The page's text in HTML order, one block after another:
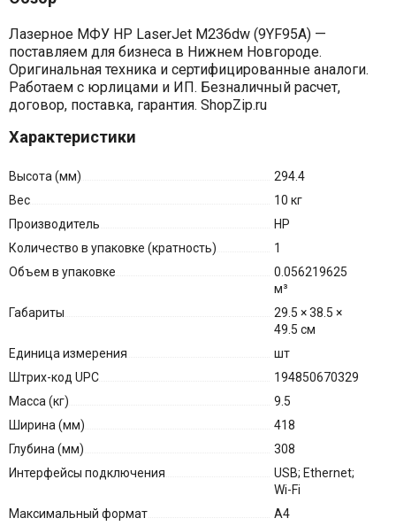
Лазерное МФУ HP LaserJet M236dw (9YF95A) —
поставляем для бизнеса в Нижнем Новгороде.
Оригинальная техника и сертифицированные аналоги.
Работаем с юрлицами и ИП. Безналичный расчет,
договор, поставка, гарантия. ShopZip.ru
Характеристики
Высота (мм)
294.4
Вес
10 кг
Производитель
HP
Количество в упаковке (кратность)
1
Объем в упаковке
0.056219625
м³
Габариты
29.5 × 38.5 ×
49.5 см
Единица измерения
шт
Штрих-код UPC
194850670329
Масса (кг)
9.5
Ширина (мм)
418
Глубина (мм)
308
Интерфейсы подключения
USB; Ethernet;
Wi-Fi
Максимальный формат
A4